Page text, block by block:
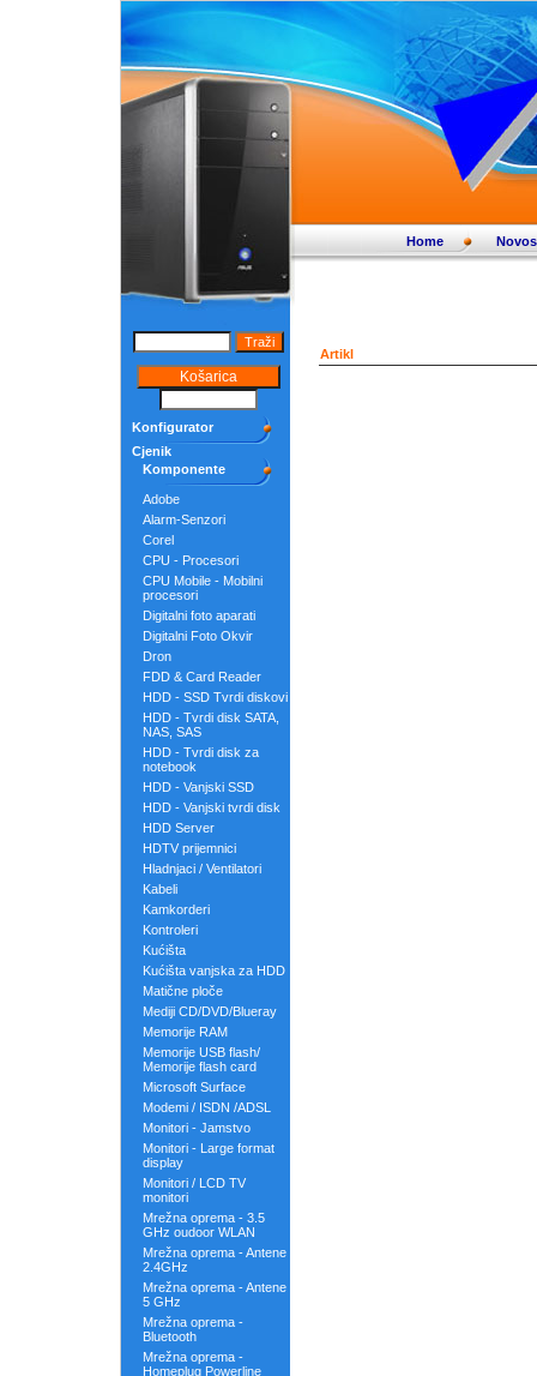
Konfigurator
Cjenik
Komponente
Adobe
Alarm-Senzori
Corel
CPU - Procesori
CPU Mobile - Mobilni
procesori
Digitalni foto aparati
Digitalni Foto Okvir
Dron
FDD & Card Reader
HDD - SSD Tvrdi diskovi
HDD - Tvrdi disk SATA,
NAS, SAS
HDD - Tvrdi disk za
notebook
HDD - Vanjski SSD
HDD - Vanjski tvrdi disk
HDD Server
HDTV prijemnici
Hladnjaci / Ventilatori
Kabeli
Kamkorderi
Kontroleri
Kućišta
Kućišta vanjska za HDD
Matične ploče
Mediji CD/DVD/Blueray
Memorije RAM
Memorije USB flash/
Memorije flash card
Microsoft Surface
Modemi / ISDN /ADSL
Monitori - Jamstvo
Monitori - Large format
display
Monitori / LCD TV
monitori
Mrežna oprema - 3.5
GHz oudoor WLAN
Mrežna oprema - Antene
2.4GHz
Mrežna oprema - Antene
5 GHz
Mrežna oprema -
Bluetooth
Mrežna oprema -
Homeplug Powerline
Home
Artikl